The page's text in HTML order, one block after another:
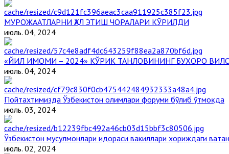
МУРОЖААТЛАРНИ ҲАЛ ЭТИШ ЧОРАЛАРИ КЎРИЛДИ
июль. 04, 2024
«ЙИЛ ИМОМИ – 2024» КЎРИК ТАНЛОВИНИНГ БУХОРО
июль. 04, 2024
Пойтахтимизда Ўзбекистон олимлари форуми бўлиб ўтмоқда
июль. 03, 2024
Ўзбекистон мусулмонлари идораси вакиллари хориждаги
июль. 02, 2024